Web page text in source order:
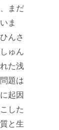
まだ
ま
んさ
ゅん
た浅
題は
起因
した
と生